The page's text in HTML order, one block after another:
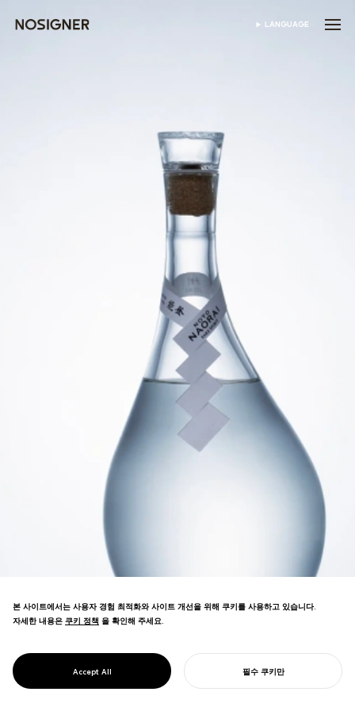
홈 SELECT LANGUAGE
LANGUAGE
PROJECT
JO-CHU
주 디자인. 세련된 병 디자인과 브랜딩으로
여러 국제 어워드를 수상했습니다.
본 사이트에서는 사용자 경험 최적화와 사이트 개선을 위해 쿠키를 사용하고 있습니다.
자세한 내용은 쿠키 정책
쿠키 정책 을 확인해 주세요.
Accept All 필수 쿠키만